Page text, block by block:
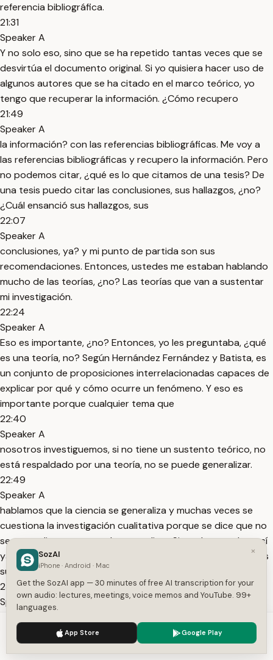
referencia bibliográfica.
21:31
Speaker A
Y no solo eso, sino que se ha repetido tantas veces que se
desvirtúa el documento original. Si yo quisiera hacer uso de
algunos autores que se ha citado en el marco teórico, yo
tengo que recuperar la información. ¿Cómo recupero
21:49
Speaker A
la información? con las referencias bibliográficas. Me voy a
las referencias bibliográficas y recupero la información. Pero
no podemos citar, ¿qué es lo que citamos de una tesis? De
una tesis puedo citar las conclusiones, sus hallazgos, ¿no?
¿Cuál ensanció sus hallazgos, sus
22:07
Speaker A
conclusiones, ya? y mi punto de partida son sus
recomendaciones. Entonces, ustedes me estaban hablando
mucho de las teorías, ¿no? Las teorías que van a sustentar
mi investigación.
22:24
Speaker A
Eso es importante, ¿no? Entonces, yo les preguntaba, ¿qué
es una teoría, no? Según Hernández Fernández y Batista, es
un conjunto de proposiciones interrelacionadas capaces de
explicar por qué y cómo ocurre un fenómeno. Y eso es
importante porque cualquier tema que
22:40
Speaker A
nosotros investiguemos, si no tiene un sustento teórico, no
está respaldado por una teoría, no se puede generalizar.
22:49
Speaker A
hablamos que la ciencia se generaliza y muchas veces se
cuestiona la investigación cualitativa porque se dice que no
se generaliza, no se puede generalizar. Sin embargo, ahora sí
ya no se habla tanto de la subjetividad, ya no se dice que es
subjetiva porque ahora
23:08
Speaker A
investigador de manera subjetiva bajo sus principios, sus
conocimientos, sus prácticas puede analizar e interpretar.
We use cookies to enhance your experience.
×
SozAI
iPhone · Android · Mac
Get the SozAI app — 30 minutes of free AI transcription for your
own audio: lectures, meetings, voice memos and YouTube. 99+
languages.
App Store Google Play